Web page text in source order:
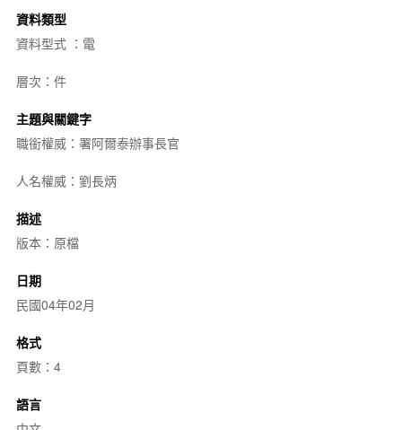
資料類型
資料型式 ：電
層次：件
主題與關鍵字
職銜權威：署阿爾泰辦事長官
人名權威：劉長炳
描述
版本：原檔
日期
民國04年02月
格式
頁數：4
語言